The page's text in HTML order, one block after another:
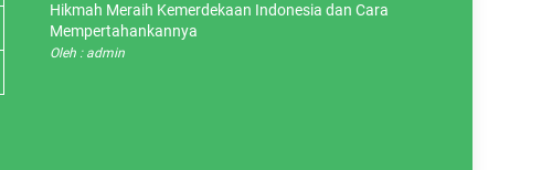
Hikmah Meraih Kemerdekaan Indonesia dan Cara
Mempertahankannya
Oleh : admin